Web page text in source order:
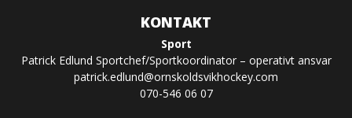
KONTAKT
Sport
Patrick Edlund Sportchef/Sportkoordinator – operativt ansvar
patrick.edlund@ornskoldsvikhockey.com
070-546 06 07